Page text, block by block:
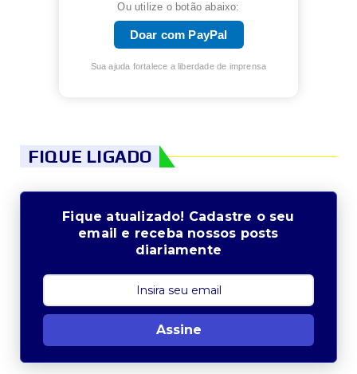
Ou utilize o botão abaixo:
Doar com PayPal
Sua ajuda fortalece a liberdade de imprensa
FIQUE LIGADO
Fique atualizado! Cadastre o seu
email e receba nossos posts
diariamente
Assine